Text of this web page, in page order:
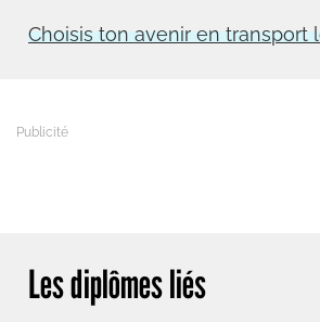
Choisis ton avenir en transport
Les diplômes liés